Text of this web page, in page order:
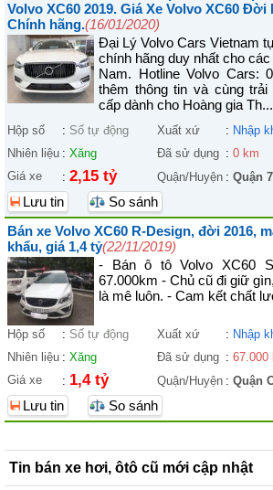
Volvo XC60 2019. Giá Xe Volvo XC60
Chính hãng.(16/01/2020)
Đại Lý Volvo Cars Vietnam
chính hãng duy nhất cho
Nam. Hotline Volvo Cars:
thêm thông tin và cùng
cấp dành cho Hoàng gia Th...
Hộp số : Số tự động Xuất xứ : Nhập
Nhiên liệu : Xăng Đã sử dụng : 0 km
Giá xe
: 2,15 tỷ Quận/Huyện : Quận 7
Lưu tin
So sánh
Bán xe Volvo XC60 R-Design, đời 2016,
khẩu, giá 1,4 tỷ(22/11/2019)
- Bán ô tô Volvo XC60
67.000km - Chủ cũ đi giữ
là mê luôn. - Cam kết chất
Hộp số : Số tự động Xuất xứ : Nhập
Nhiên liệu : Xăng Đã sử dụng : 67.000
Giá xe
: 1,4 tỷ Quận/Huyện : Quận
Lưu tin So sánh
Tin bán xe hơi, ôtô cũ mới cập nhật